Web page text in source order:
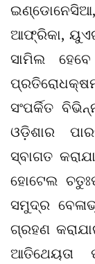
ଆଫ୍ରିକା,
ସାମିଲ
ସଂପର୍କିତ
ଓଡ଼ିଶାର
ସ୍ବାଗତ
ହୋଟେଲ
ସମୁଦ୍ର
ଗ୍ରହଣ
ଆତିଥେୟତା